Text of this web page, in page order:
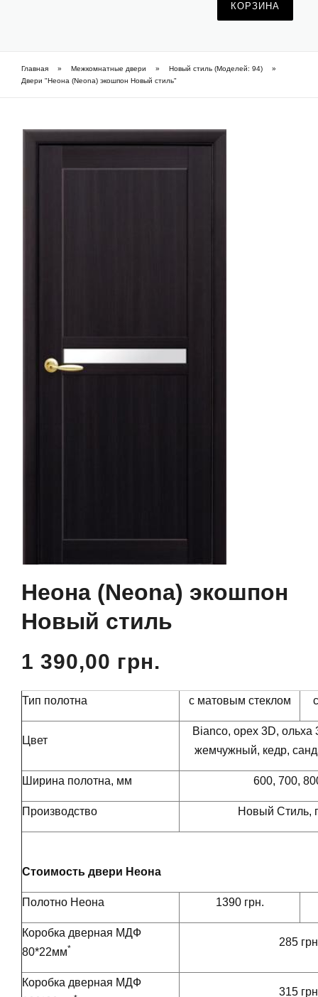
Шпоновані приховані двері
КОРЗИНА
Вы здесь
Главная » Межкомнатные двери » Новый стиль (Моделей: 94)
»
Двери "Неона (Neona) экошпон Новый стиль"
Неона (Neona) экошпон
Новый стиль
1 390,00 грн.
Тип полотна с матовым стеклом
Цвет
Bianco, орех 3D, ольха
жемчужный, кедр,
Ширина полотна, мм 600, 700,
Производство Новый Стиль,
Стоимость двери Неона
Полотно Неона 1390 грн.
Коробка дверная МДФ
80*22мм*
285
Коробка дверная МДФ
315